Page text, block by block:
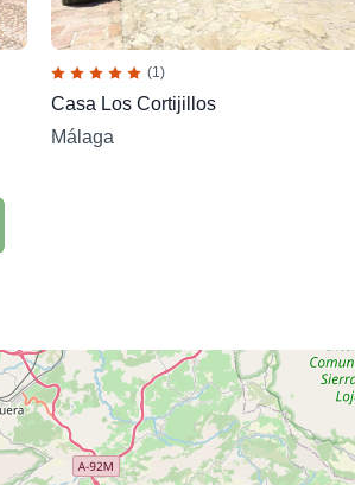
(1)
Casa Los Cortijillos
Málaga